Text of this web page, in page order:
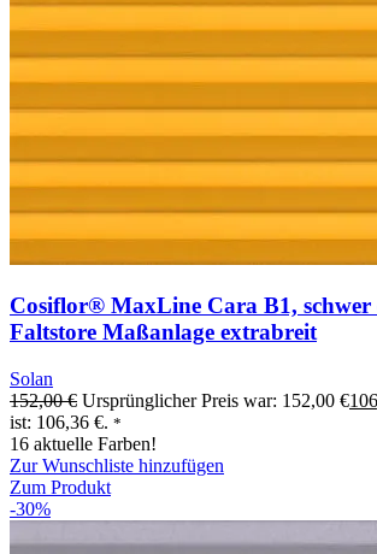
Cosiflor® MaxLine Cara B1, schwer
Faltstore Maßanlage extrabreit
Solan
152,00€ Ursprünglicher Preis war: 152,00 €
ist: 106,36 €. *
16 aktuelle Farben!
Zur Wunschliste hinzufügen
Zum Produkt
-30%